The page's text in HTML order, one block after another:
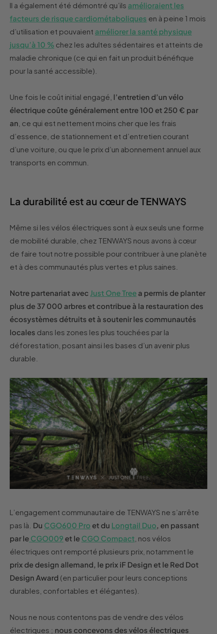
Il a également été démontré qu’ils amélioraient les
facteurs de risque cardiométaboliques en à peine 1 mois
d’utilisation et pouvaient améliorer la santé physique
jusqu’à 10 % chez les adultes sédentaires et atteints de
maladie chronique (ce qui en fait un produit bénéfique
pour la santé accessible).
Une fois le coût initial engagé, l’entretien d’un vélo
électrique coûte généralement entre 100 et 250 € par
an , ce qui est nettement moins cher que les frais
d’essence, de stationnement et d’entretien courant
d’une voiture, ou que le prix d’un abonnement annuel aux
transports en commun.
La durabilité est au cœur de TENWAYS
Même si les vélos électriques sont à eux seuls une forme
de mobilité durable, chez TENWAYS nous avons à cœur
de faire tout notre possible pour contribuer à une planète
et à des communautés plus vertes et plus saines.
Notre partenariat avec Just One Tree a permis de planter
plus de 37 000 arbres et contribue à la restauration des
écosystèmes détruits et à soutenir les communautés
locales dans les zones les plus touchées par la
déforestation, posant ainsi les bases d’un avenir plus
durable.
L’engagement communautaire de TENWAYS ne s’arrête
pas là. Du CGO600 Pro et du Longtail Duo, en passant
par le CGO009 et le CGO Compact , nos vélos
électriques ont remporté plusieurs prix, notamment le
prix de design allemand, le prix iF Design et le Red Dot
Design Award (en particulier pour leurs conceptions
durables, confortables et élégantes).
Nous ne nous contentons pas de vendre des vélos
électriques ; nous concevons des vélos électriques